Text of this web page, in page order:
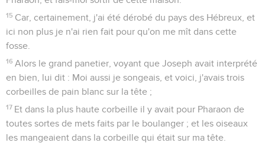
15 Car, certainement, j'ai été dérobé du pays des Hébreux, et
ici non plus je n'ai rien fait pour qu'on me mît dans cette
fosse.
16 Alors le grand panetier, voyant que Joseph avait interprété
en bien, lui dit : Moi aussi je songeais, et voici, j'avais trois
corbeilles de pain blanc sur la tête ;
17 Et dans la plus haute corbeille il y avait pour Pharaon de
toutes sortes de mets faits par le boulanger ; et les oiseaux
les mangeaient dans la corbeille qui était sur ma tête.